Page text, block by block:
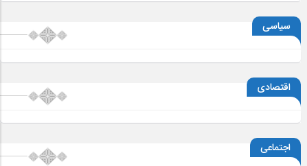
سیاسی
اقتصادی
اجتماعی